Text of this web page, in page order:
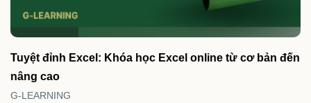
Tuyệt đỉnh Excel: Khóa học Excel online từ cơ bản đến
nâng cao
G-LEARNING